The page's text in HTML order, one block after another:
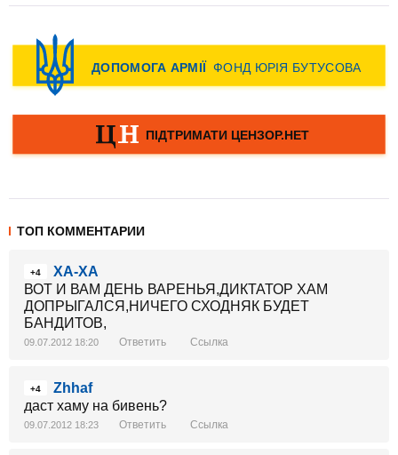
ТОП КОММЕНТАРИИ
+4
ХА-ХА
ВОТ И ВАМ ДЕНЬ ВАРЕНЬЯ,ДИКТАТОР ХАМ
ДОПРЫГАЛСЯ,НИЧЕГО СХОДНЯК БУДЕТ
БАНДИТОВ,
09.07.2012 18:20 Ответить Ссылка
+4
Zhhaf
даст хаму на бивень?
09.07.2012 18:23 Ответить Ссылка